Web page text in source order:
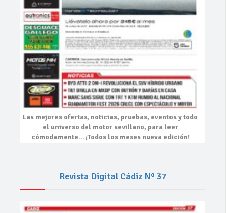
Las mejores ofertas, noticias, pruebas, eventosy todo
el universo del motor sevillano, para leer
cómodamente… ¡Todos los meses nueva edición!
Revista Digital Cádiz Nº 37